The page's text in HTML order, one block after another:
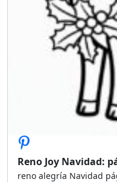
Reno Joy Navidad:
reno alegría Navidad